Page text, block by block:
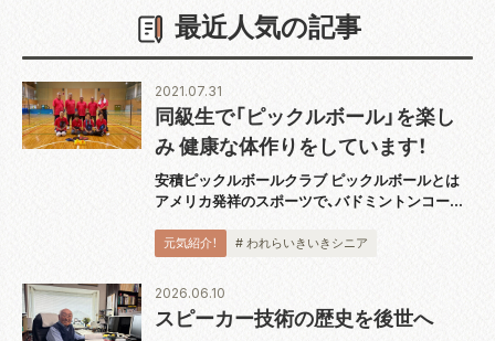
最近人気の記事
同級生で「ピックルボール」を楽し
み 健康な体作りをしています！
安積ピックルボールクラブ ピックルボールとは
アメリカ発祥のスポーツで、バドミントンコート
ケットを使用し、穴あきのプラスチックボールを
激...
元気紹介！ # われらいきいきシニア
2021.07.31
スピーカー技術の歴史を後世へ
2026.06.10